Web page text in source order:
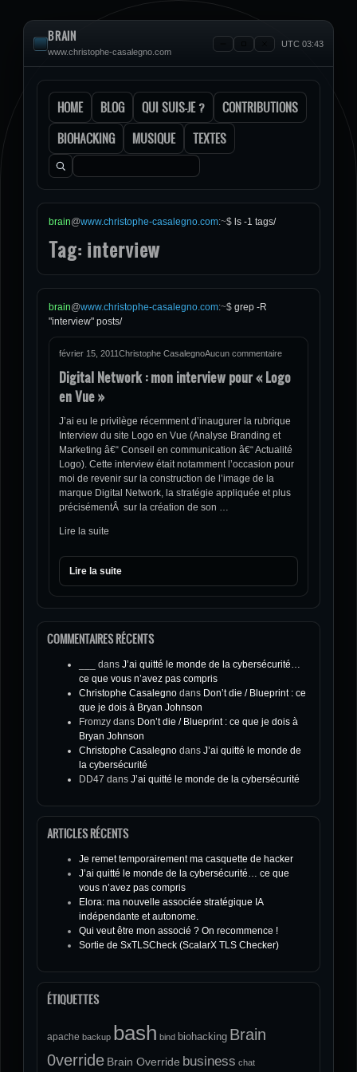
BRAIN
www.christophe-casalegno.com
UTC 03:43
HOME BLOG QUI SUIS-JE ?
CONTRIBUTIONS
BIOHACKING
MUSIQUE TEXTES
Rechercher :
brain@www.christophe-casalegno.com:~$ ls -1 tags/
Tag: interview
brain@www.christophe-casalegno.com:~$ grep -R
"interview" posts/
février 15, 2011Christophe CasalegnoAucun commentaire
Digital Network : mon interview pour « Logo
en Vue »
J’ai eu le privilège récemment d’inaugurer la rubrique
Interview du site Logo en Vue (Analyse Branding et
Marketing â€“ Conseil en communication â€“ Actualité
Logo). Cette interview était notamment l’occasion pour
moi de revenir sur la construction de l’image de la
marque Digital Network, la stratégie appliquée et plus
précisémentÂ sur la création de son …
Lire la suite
Lire la suite
COMMENTAIRES RÉCENTS
dans J’ai quitté le monde de la cybersécurité…
ce que vous n’avez pas compris
Christophe Casalegno dans Don’t die / Blueprint : ce
que je dois à Bryan Johnson
Fromzy dans Don’t die / Blueprint : ce que je dois à
Bryan Johnson
Christophe Casalegno dans J’ai quitté le monde de
la cybersécurité
DD47 dans J’ai quitté le monde de la cybersécurité
ARTICLES RÉCENTS
Je remet temporairement ma casquette de hacker
J’ai quitté le monde de la cybersécurité… ce que
vous n’avez pas compris
Elora: ma nouvelle associée stratégique IA
indépendante et autonome.
Qui veut être mon associé ? On recommence !
Sortie de SxTLSCheck (ScalarX TLS Checker)
ÉTIQUETTES
apache backup bash bind biohacking Brain
0verride Brain Override business chat